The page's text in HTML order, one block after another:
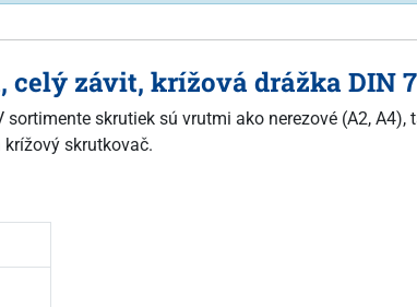
závit, krížová drážka DIN
skrutiek sú vrutmi ako nerezové (A2, A4),
skrutkovač.